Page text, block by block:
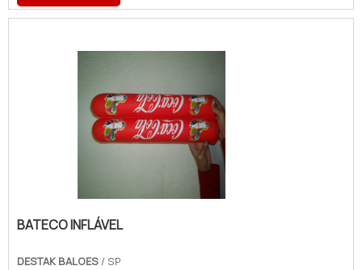
BATECO INFLÁVEL
DESTAK BALOES / SP